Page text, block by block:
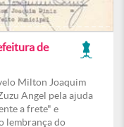
de
Milton Joaquim
Angel pela ajuda
a frete" e
lembrança do